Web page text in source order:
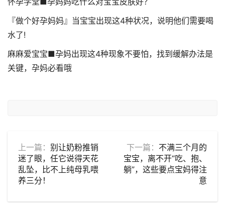
『做个好孕妈妈』当宝宝出现这4种状况，说明他们需要喝
水了!
麻麻爱宝宝■孕妈出现这4种现象不要怕，找到缓解办法是
关键，孕妈必看哦
上一篇： 别让奶粉推销
迷了眼，任它说得天花
乱坠，比不上纯母乳喂
养三分！
下一篇： 不满三个月的
宝宝，离不开“吃、抱、
躺”，这些要点宝妈得注
意